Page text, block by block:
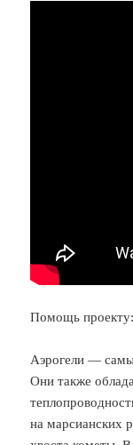
Помощь
Аэрогели —
Они также
на марсианских